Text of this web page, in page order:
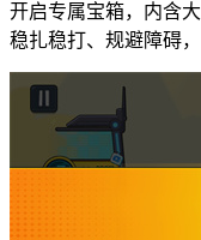
开启专属宝箱，内含
稳扎稳打、规避障碍